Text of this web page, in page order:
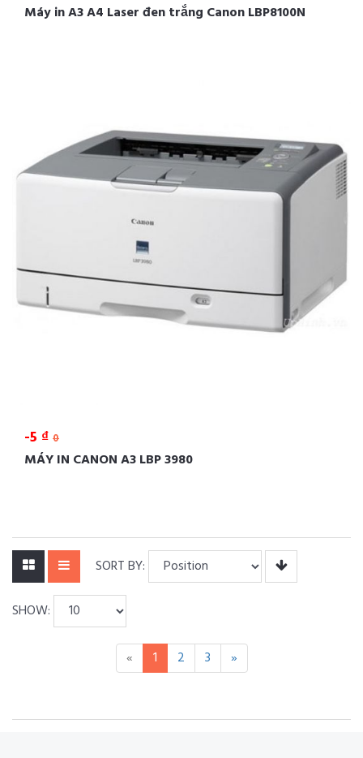
Máy in A3 A4 Laser đen trắng Canon LBP8100N
-5 ₫ 0
MÁY IN CANON A3 LBP 3980
SORT BY:
SHOW:
« 1 2 3 »